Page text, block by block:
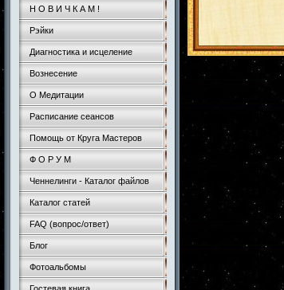
Н О В И Ч К А М !
Рэйки
Диагностика и исцеление
Вознесение
О Медитации
Расписание сеансов
Помощь от Круга Мастеров
Ф О Р У М
Ченнелинги - Каталог файлов
Каталог статей
FAQ (вопрос/ответ)
Блог
Фотоальбомы